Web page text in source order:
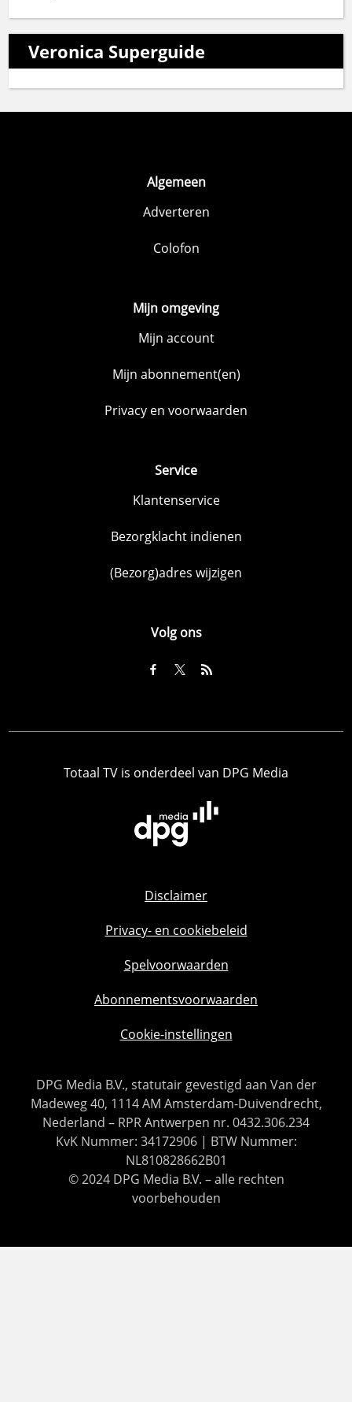
Veronica Superguide
Algemeen
Adverteren
Colofon
Mijn omgeving
Mijn account
Mijn abonnement(en)
Privacy en voorwaarden
Service
Klantenservice
Bezorgklacht indienen
(Bezorg)adres wijzigen
Volg ons
Totaal TV is onderdeel van DPG Media
Disclaimer
Privacy- en cookiebeleid
Spelvoorwaarden
Abonnementsvoorwaarden
Cookie-instellingen
DPG Media B.V., statutair gevestigd aan Van der
Madeweg 40, 1114 AM Amsterdam-Duivendrecht,
Nederland – RPR Antwerpen nr. 0432.306.234
KvK Nummer: 34172906 | BTW Nummer:
NL810828662B01
© 2024 DPG Media B.V. – alle rechten
voorbehouden